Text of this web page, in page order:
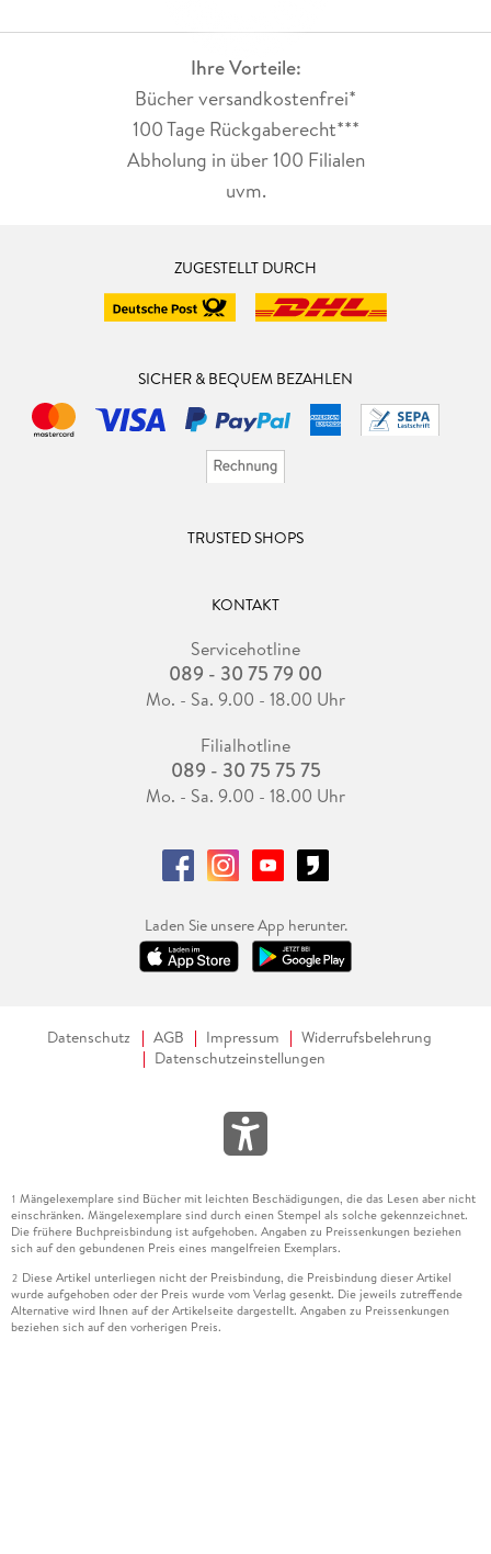
Ihre Vorteile:
Bücher versandkostenfrei*
100 Tage Rückgaberecht***
Abholung in über 100 Filialen
uvm.
ZUGESTELLT DURCH
SICHER & BEQUEM BEZAHLEN
TRUSTED SHOPS
KONTAKT
Servicehotline
089 - 30 75 79 00
Mo. - Sa. 9.00 - 18.00 Uhr
Filialhotline
089 - 30 75 75 75
Mo. - Sa. 9.00 - 18.00 Uhr
Laden Sie unsere App herunter.
Datenschutz AGB Impressum
Widerrufsbelehrung
Datenschutzeinstellungen
1 Mängelexemplare sind Bücher mit leichten Beschädigungen, die das Lesen aber nicht
einschränken. Mängelexemplare sind durch einen Stempel als solche gekennzeichnet.
Die frühere Buchpreisbindung ist aufgehoben. Angaben zu Preissenkungen beziehen
sich auf den gebundenen Preis eines mangelfreien Exemplars.
2 Diese Artikel unterliegen nicht der Preisbindung, die Preisbindung dieser Artikel
wurde aufgehoben oder der Preis wurde vom Verlag gesenkt. Die jeweils zutreffende
Alternative wird Ihnen auf der Artikelseite dargestellt. Angaben zu Preissenkungen
beziehen sich auf den vorherigen Preis.